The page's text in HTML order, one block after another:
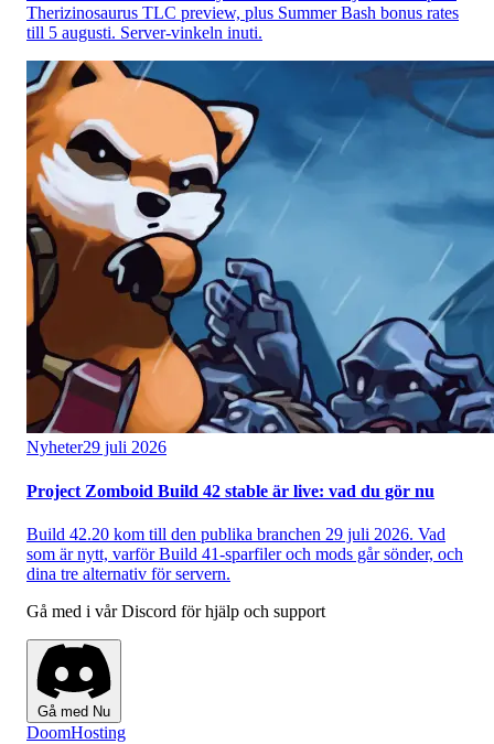
Therizinosaurus TLC preview, plus Summer Bash bonus rates
till 5 augusti. Server-vinkeln inuti.
Nyheter29 juli 2026
Project Zomboid Build 42 stable är live: vad du gör nu
Build 42.20 kom till den publika branchen 29 juli 2026. Vad
som är nytt, varför Build 41-sparfiler och mods går sönder, och
dina tre alternativ för servern.
Gå med i vår Discord för hjälp och support
Gå med Nu
DoomHosting